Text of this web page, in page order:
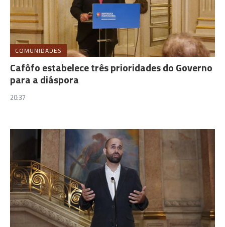
COMUNIDADES
Cafôfo estabelece três prioridades do Governo
para a diáspora
20:37